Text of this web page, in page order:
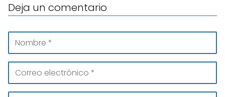
Deja un comentario